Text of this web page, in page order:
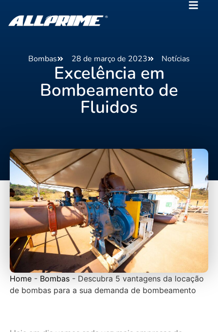
Bombas 28 de março de 2023 Notícias
Excelência em
Bombeamento de
Fluidos
Home - Bombas - Descubra 5 vantagens da locação
de bombas para a sua demanda de bombeamento